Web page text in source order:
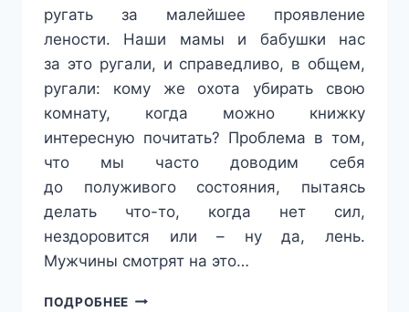
ругать за малейшее проявление
лености. Наши мамы и бабушки нас
за это ругали, и справедливо, в общем,
ругали: кому же охота убирать свою
комнату, когда можно книжку
интересную почитать? Проблема в том,
что мы часто доводим себя
до полуживого состояния, пытаясь
делать что-то, когда нет сил,
нездоровится или – ну да, лень.
Мужчины смотрят на это…
ПОДРОБНЕЕ ЖЕНСКИЕ